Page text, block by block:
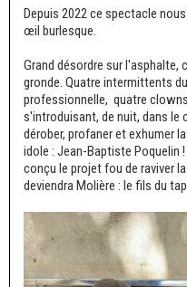
Depuis 2022 ce spectacle
œil burlesque.
Grand désordre sur l'asphalte,
gronde. Quatre intermittents
professionnelle, quatre
s'introduisant, de nuit, dans le
dérober, profaner et exhumer
idole : Jean-Baptiste Poquelin
conçu le projet fou de raviver
deviendra Molière : le fils du